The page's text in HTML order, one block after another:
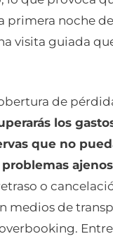
primera noche
visita guiada
de
los
que no
o
medios de